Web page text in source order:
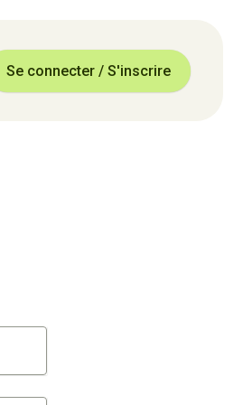
Se connecter / S'inscrire